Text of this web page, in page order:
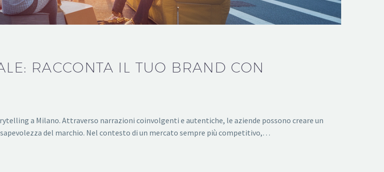
RACCONTA IL TUO BRAND CON
a Milano. Attraverso narrazioni coinvolgenti e autentiche, le aziende possono creare un
del marchio. Nel contesto di un mercato sempre più competitivo,…